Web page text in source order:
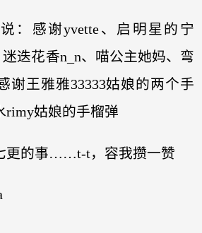
：感谢yvette、启明星的宁
迭花香n_n、喵公主她妈、弯
谢王雅雅33333姑娘的两个手
rimy姑娘的手榴弹
更的事……t-t，容我攒一赞